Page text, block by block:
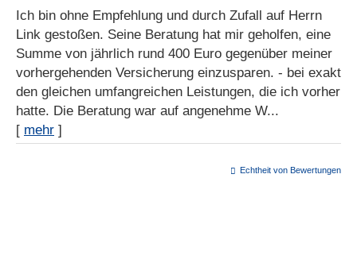
Ich bin ohne Empfehlung und durch Zufall auf Herrn
Link gestoßen. Seine Beratung hat mir geholfen, eine
Summe von jährlich rund 400 Euro gegenüber meiner
vorhergehenden Versicherung einzusparen. - bei exakt
den gleichen umfangreichen Leistungen, die ich vorher
hatte. Die Beratung war auf angenehme W...
[ mehr ]
Echtheit von Bewertungen